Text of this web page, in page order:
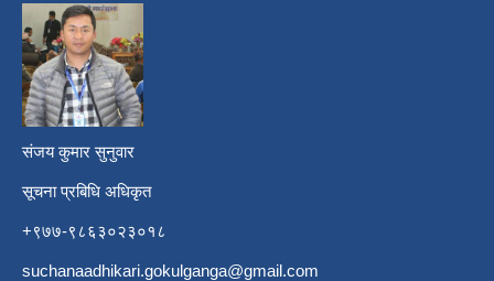
संजय कुमार सुनुवार
सूचना प्रबिधि अधिकृत
+९७७-९८६३०२३०१८
suchanaadhikari.gokulganga@gmail.com